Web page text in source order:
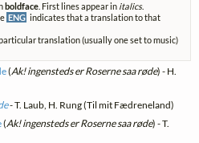
boldface . First lines appear in italics.
ENG indicates that a translation to that
translation (usually one set to music)
(Ak! ingensteds er Roserne saa røde) - H.
- T. Laub, H. Rung (Til mit Fædreneland)
(Ak! ingensteds er Roserne saa røde) - T.